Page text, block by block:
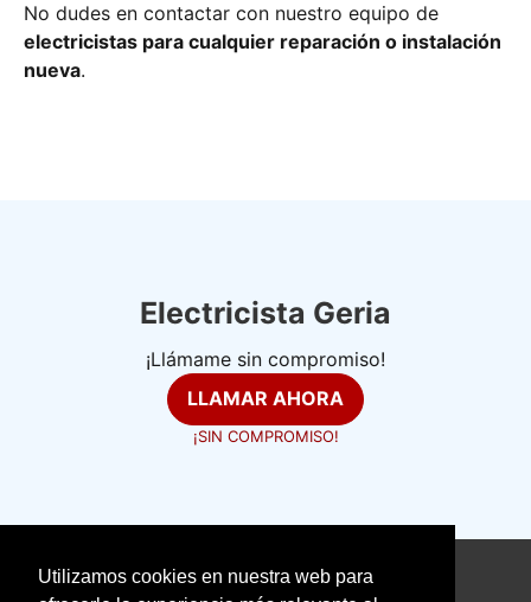
Utilizamos cookies en nuestra web para
No dudes en contactar con nuestro equipo de
electricistas para cualquier reparación o instalación
nueva.
Electricista Geria
¡Llámame sin compromiso!
LLAMAR AHORA
¡SIN COMPROMISO!
electricistasexpertos.com